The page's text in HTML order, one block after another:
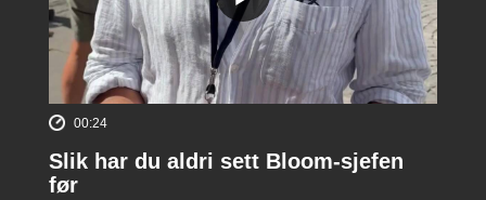
00:24
Slik har du aldri sett Bloom-sjefen
før